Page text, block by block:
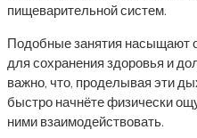
пищеварительной систем.
Подобные занятия насыщают
для сохранения здоровья и
важно, что, проделывая эти
быстро начнёте физически
ними взаимодействовать.